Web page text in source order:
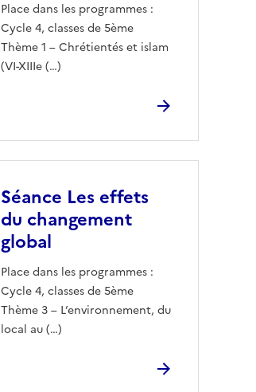
Place dans les programmes :
Cycle 4, classes de 5ème
Thème 1 – Chrétientés et islam
(VI-XIIIe (…)
Séance Les effets
du changement
global
Place dans les programmes :
Cycle 4, classes de 5ème
Thème 3 – L’environnement, du
local au (…)